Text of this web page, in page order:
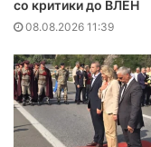
со критики до ВЛЕН
08.08.2026 11:39